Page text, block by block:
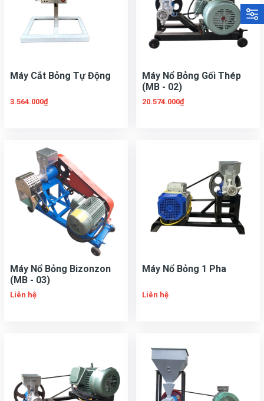
Máy Cắt Bỏng Tự Động
3.564.000₫
Máy Nổ Bỏng Gối Thép
(MB - 02)
20.574.000₫
Máy Nổ Bỏng Bizonzon
(MB - 03)
Liên hệ
Máy Nổ Bỏng 1 Pha
Liên hệ